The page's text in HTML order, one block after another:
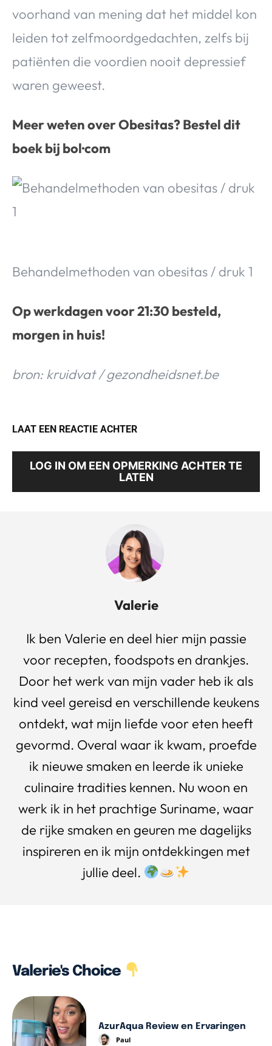
voorhand van mening dat het middel kon
leiden tot zelfmoordgedachten, zelfs bij
patiënten die voordien nooit depressief
waren geweest.
Meer weten over Obesitas? Bestel dit
boek bij bol·com
Behandelmethoden van obesitas / druk 1
Op werkdagen voor 21:30 besteld,
morgen in huis!
bron: kruidvat / gezondheidsnet.be
LAAT EEN REACTIE ACHTER
LOG IN OM EEN OPMERKING ACHTER TE
LATEN
Valerie
Ik ben Valerie en deel hier mijn passie
voor recepten, foodspots en drankjes.
Door het werk van mijn vader heb ik als
kind veel gereisd en verschillende keukens
ontdekt, wat mijn liefde voor eten heeft
gevormd. Overal waar ik kwam, proefde
ik nieuwe smaken en leerde ik unieke
culinaire tradities kennen. Nu woon en
werk ik in het prachtige Suriname, waar
de rijke smaken en geuren me dagelijks
inspireren en ik mijn ontdekkingen met
jullie deel.
Valerie's Choice
AzurAqua Review en Ervaringen
Paul